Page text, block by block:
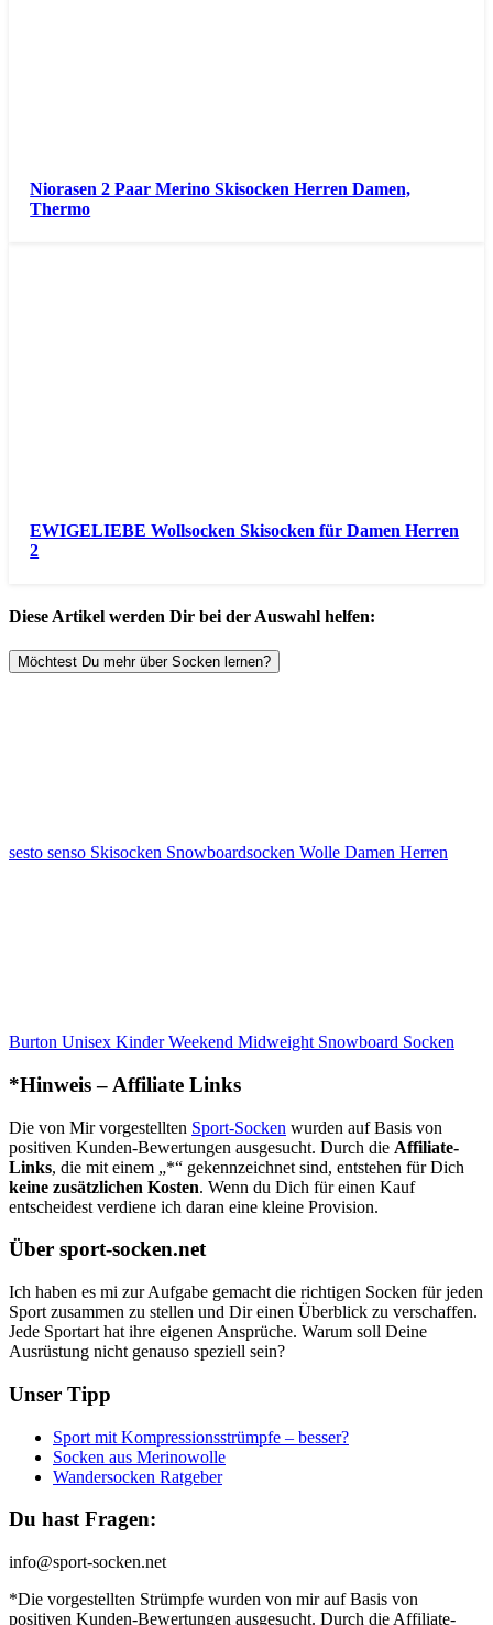
Niorasen 2 Paar Merino Skisocken Herren Damen,
Thermo
EWIGELIEBE Wollsocken Skisocken für Damen Herren
2
Diese Artikel werden Dir bei der Auswahl helfen:
Möchtest Du mehr über Socken lernen?
sesto senso Skisocken Snowboardsocken Wolle Damen Herren
Burton Unisex Kinder Weekend Midweight Snowboard Socken
*Hinweis – Affiliate Links
Die von Mir vorgestellten Sport-Socken wurden auf Basis von
positiven Kunden-Bewertungen ausgesucht. Durch die Affiliate-
Links, die mit einem „*“ gekennzeichnet sind, entstehen für Dich
keine zusätzlichen Kosten. Wenn du Dich für einen Kauf
entscheidest verdiene ich daran eine kleine Provision.
Über sport-socken.net
Ich haben es mi zur Aufgabe gemacht die richtigen Socken für jeden
Sport zusammen zu stellen und Dir einen Überblick zu verschaffen.
Jede Sportart hat ihre eigenen Ansprüche. Warum soll Deine
Ausrüstung nicht genauso speziell sein?
Unser Tipp
Sport mit Kompressionsstrümpfe – besser?
Socken aus Merinowolle
Wandersocken Ratgeber
Du hast Fragen:
info@sport-socken.net
*Die vorgestellten Strümpfe wurden von mir auf Basis von
positiven Kunden-Bewertungen ausgesucht. Durch die Affiliate-